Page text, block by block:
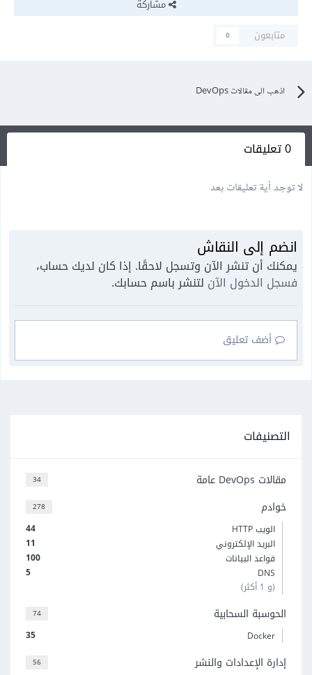
مشاركة
متابعون
0
اذهب الى مقالات DevOps
0 تعليقات
لا توجد أية تعليقات بعد
انضم إلى النقاش
يمكنك أن تنشر الآن وتسجل لاحقًا. إذا كان لديك حساب،
فسجل الدخول الآن لتنشر باسم حسابك.
أضف تعليق
التصنيفات
34 مقالات DevOps عامة
278 خوادم
44
الويب HTTP
11
البريد الإلكتروني
100
قواعد البيانات
5
DNS
(و 1 أكثر)
74 الحوسبة السحابية
35 Docker
56 إدارة الإعدادات والنشر